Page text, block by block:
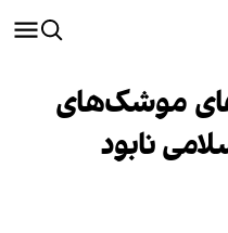
موشک‌های
نابود